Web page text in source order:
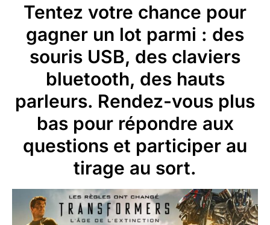
Tentez votre chance pour
gagner un lot parmi : des
souris USB, des claviers
bluetooth, des hauts
parleurs. Rendez-vous plus
bas pour répondre aux
questions et participer au
tirage au sort.